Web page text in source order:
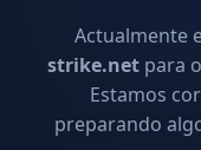
Actualmente
strike.netpara
Estamos
preparando